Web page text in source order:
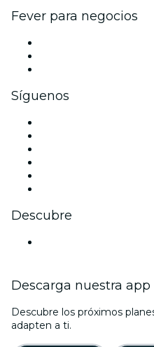
Fever para negocios
Síguenos
Descubre
Descarga nuestra app
Descubre los próximos
adapten a ti.